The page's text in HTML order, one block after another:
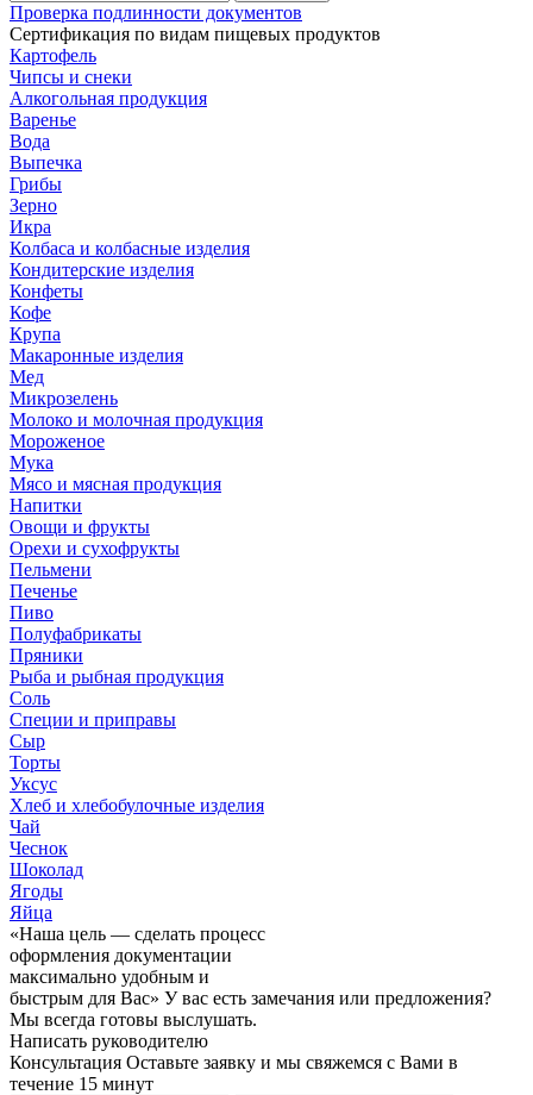
Проверка подлинности документов
Сертификация по видам пищевых продуктов
Картофель
Чипсы и снеки
Алкогольная продукция
Варенье
Вода
Выпечка
Грибы
Зерно
Икра
Колбаса и колбасные изделия
Кондитерские изделия
Конфеты
Кофе
Крупа
Макаронные изделия
Мед
Микрозелень
Молоко и молочная продукция
Мороженое
Мука
Мясо и мясная продукция
Напитки
Овощи и фрукты
Орехи и сухофрукты
Пельмени
Печенье
Пиво
Полуфабрикаты
Пряники
Рыба и рыбная продукция
Соль
Специи и приправы
Сыр
Торты
Уксус
Хлеб и хлебобулочные изделия
Чай
Чеснок
Шоколад
Ягоды
Яйца
«Наша цель — сделать процесс
оформления документации
максимально удобным и
быстрым для Вас» У вас есть замечания или предложения?
Мы всегда готовы выслушать.
Написать руководителю
Консультация Оставьте заявку и мы свяжемся с Вами в
течение 15 минут